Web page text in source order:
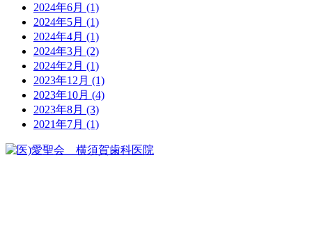
2024年6月 (1)
2024年5月 (1)
2024年4月 (1)
2024年3月 (2)
2024年2月 (1)
2023年12月 (1)
2023年10月 (4)
2023年8月 (3)
2021年7月 (1)